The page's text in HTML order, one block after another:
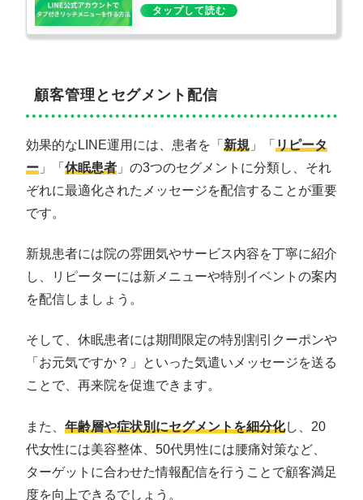
顧客管理とセグメント配信
効果的なLINE運用には、患者を「 新規 」「 リピータ
ー 」「 休眠患者 」の3つのセグメントに分類し、それ
ぞれに最適化されたメッセージを配信することが重要
です。
新規患者には院の雰囲気やサービス内容を丁寧に紹介
し、リピーターには新メニューや特別イベントの案内
を配信しましょう。
そして、休眠患者には期間限定の特別割引クーポンや
「お元気ですか？」といった気遣いメッセージを送る
ことで、再来院を促進できます。
また、 年齢層や症状別にセグメントを細分化し、20
代女性には美容整体、50代男性には腰痛対策など、
ターゲットに合わせた情報配信を行うことで顧客満足
度を向上できるでしょう。